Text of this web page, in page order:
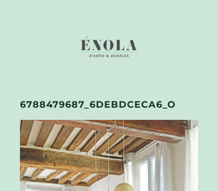
6788479687_6DEBDCECA6_O